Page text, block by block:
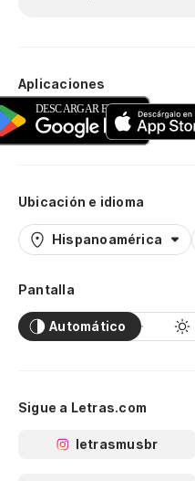
Aplicaciones
Ubicación e idioma
Hispanoamérica
Pantalla
Automático
Sigue a Letras.com
letrasmusbr